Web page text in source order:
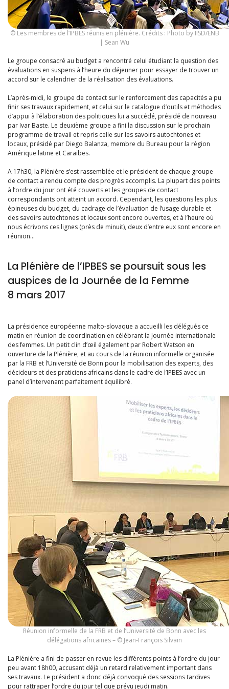
© Les membres de l’IPBES réunis en plénière. Crédits : Photo by IISD/ENB
| Sean Wu
Le groupe consacré au budget a rencontré celui étudiant la question des
évaluations en suspens à l’heure du déjeuner pour essayer de trouver un
accord sur le calendrier de la réalisation des évaluations.
L’après-midi, le groupe de contact sur le renforcement des capacités a pu
finir ses travaux rapidement, et celui sur le catalogue d’outils et méthodes
d’appui à l’élaboration des politiques lui a succédé, présidé de nouveau
par Ivar Baste. Le deuxième groupe a fini la discussion sur le prochain
programme de travail et repris celle sur les savoirs autochtones et
locaux, présidé par Diego Balanza, membre du Bureau pour la région
Amérique latine et Caraïbes.
A 17h30, la Plénière s’est rassemblée et le président de chaque groupe
de contact a rendu compte des progrès accomplis. La plupart des points
à l’ordre du jour ont été couverts et les groupes de contact
correspondants ont atteint un accord. Cependant, les questions les plus
épineuses du budget, du cadrage de l’évaluation de l’usage durable et
des savoirs autochtones et locaux sont encore ouvertes, et à l’heure où
nous écrivons ces lignes (près de minuit), deux d’entre eux sont encore en
réunion…
La Plénière de l’IPBES se poursuit sous les
auspices de la Journée de la Femme
8 mars 2017
La présidence européenne malto-slovaque a accueilli les délégués ce
matin en réunion de coordination en célébrant la Journée internationale
des femmes. Un petit clin d’œil également par Robert Watson en
ouverture de la Plénière, et au cours de la réunion informelle organisée
par la FRB et l’Université de Bonn pour la mobilisation des experts, des
décideurs et des praticiens africains dans le cadre de l’IPBES avec un
panel d’intervenant parfaitement équilibré.
Réunion informelle de la FRB et de l’Université de Bonn avec les
délégations africaines – © Jean-François Silvain
La Plénière a fini de passer en revue les différents points à l’ordre du jour
peu avant 18h00, accusant déjà un retard relativement important dans
ses travaux. Le président a donc déjà convoqué des sessions tardives
pour rattraper l’ordre du jour tel que prévu jeudi matin.